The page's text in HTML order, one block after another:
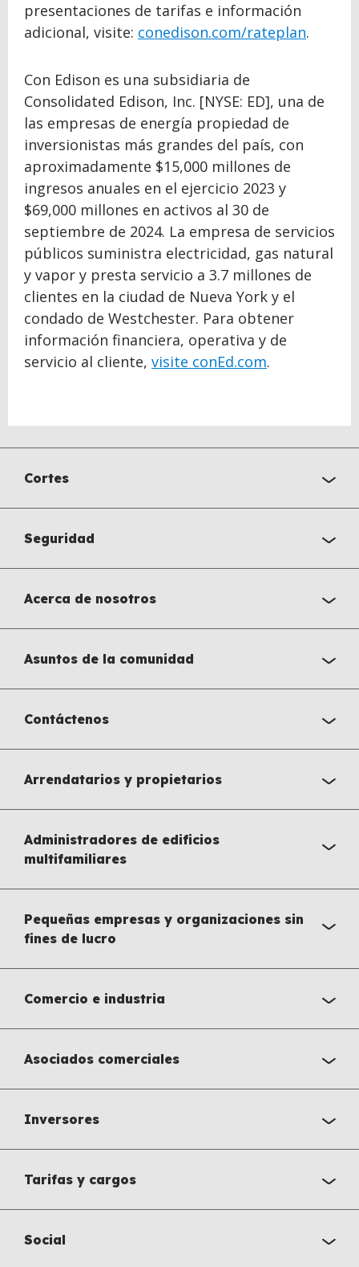
presentaciones de tarifas e información
adicional, visite: conedison.com/rateplan.
Con Edison es una subsidiaria de
Consolidated Edison, Inc. [NYSE: ED], una de
las empresas de energía propiedad de
inversionistas más grandes del país, con
aproximadamente $15,000 millones de
ingresos anuales en el ejercicio 2023 y
$69,000 millones en activos al 30 de
septiembre de 2024. La empresa de servicios
públicos suministra electricidad, gas natural
y vapor y presta servicio a 3.7 millones de
clientes en la ciudad de Nueva York y el
condado de Westchester. Para obtener
información financiera, operativa y de
servicio al cliente, visite conEd.com.
Cortes
Seguridad
Acerca de nosotros
Asuntos de la comunidad
Contáctenos
Arrendatarios y propietarios
Administradores de edificios
multifamiliares
Pequeñas empresas y organizaciones sin
fines de lucro
Comercio e industria
Asociados comerciales
Inversores
Tarifas y cargos
Social